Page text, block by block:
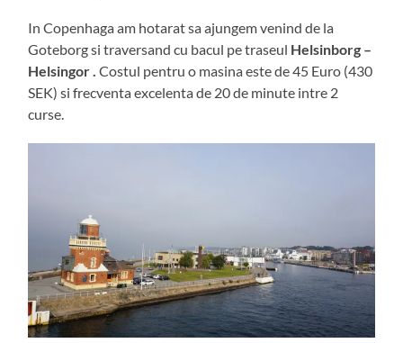
In Copenhaga am hotarat sa ajungem venind de la
Goteborg si traversand cu bacul pe traseul Helsinborg –
Helsingor .Costul pentru o masina este de 45 Euro (430
SEK) si frecventa excelenta de 20 de minute intre 2
curse.